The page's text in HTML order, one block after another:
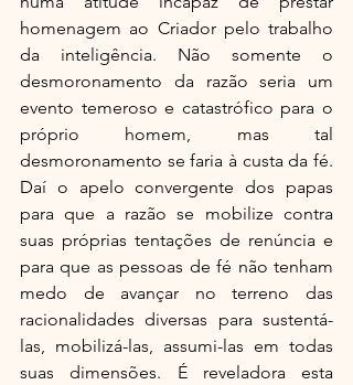
homenagem ao Criador pelo trabalho
da inteligência. Não somente o
desmoronamento da razão seria um
evento temeroso e catastrófico para o
próprio homem, mas tal
desmoronamento se faria à custa da fé.
Daí o apelo convergente dos papas
para que a razão se mobilize contra
suas próprias tentações de renúncia e
para que as pessoas de fé não tenham
medo de avançar no terreno das
racionalidades diversas para sustentá-
las, mobilizá-las, assumi-las em todas
suas dimensões. É reveladora esta